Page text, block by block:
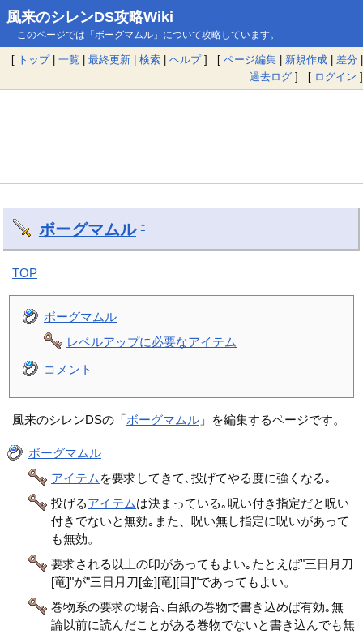
風来のシレンDS攻略Wiki
このページでは「ボーグマムル」について攻略しています。
[ トップ| 一覧 | 最終更新 | 検索 | ヘルプ] [ ページ編集 | 新規作成 | 差分 |
過去ログ ] [ ログイン ]
ボーグマムル †
TOP
ボーグマムル
レベルアップに必要なアイテム
コメント
風来のシレンDSの「ボーグマムル 」を編集するページです。
ボーグマムル
アイテム を要求してきて､投げてやる度に強くなる｡
投げるアイテムは決まっている｡呪い付き指定だと呪い
付きでないと無効｡また、呪い無し指定に呪いがあって
も無効。
要求される以上の印があってもよい｡たとえば"三日月刀
[竜]"が"三日月刀[金][竜][目]"であってもよい。
巻物系の要求の場合､白紙の巻物で書き込めば有効｡無
論以前に読んだことがある巻物でないと書き込んでも無